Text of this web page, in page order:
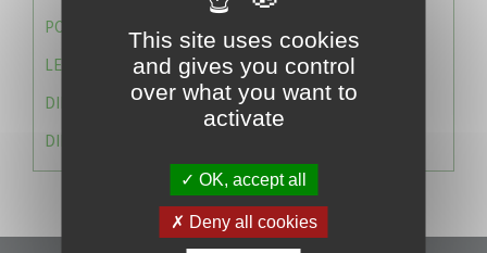
POLICE MUNICIPALE
LE CABINET DU MAIRE
DIRECTION DES RESSOURCES ET MOYENS
DIRECTION DU DEVELLOPPEMENT URBAIN DURABL
This site uses cookies
and gives you control
over what you want to
activate
OK, accept all
Deny all cookies